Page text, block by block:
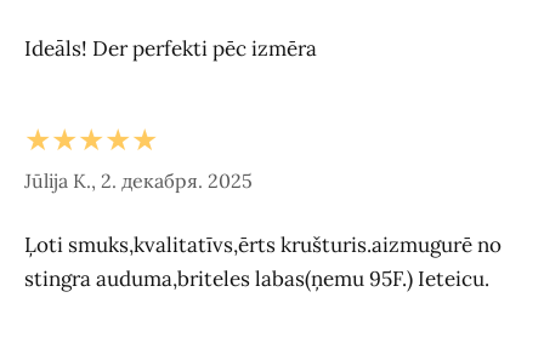
Ideāls! Der perfekti pēc izmēra
★★★★★
Jūlija K., 2. декабря. 2025
Ļoti smuks,kvalitatīvs,ērts krušturis.aizmugurē no
stingra auduma,briteles labas(ņemu 95F.) Ieteicu.